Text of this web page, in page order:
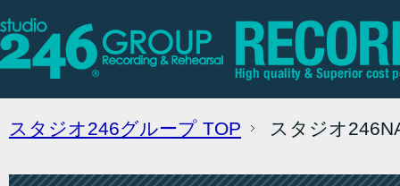
スタジオ246グループ TOP スタジオ